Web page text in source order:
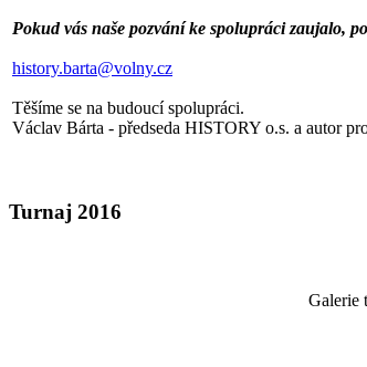
Pokud vás naše pozvání ke spolupráci zaujalo,
history.barta@volny.cz
Těšíme se na budoucí spolupráci.
Václav Bárta - předseda HISTORY o.s. a autor
Turnaj 2016
Galerie